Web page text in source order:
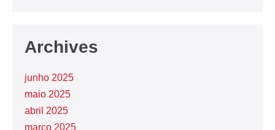
Archives
junho 2025
maio 2025
abril 2025
março 2025